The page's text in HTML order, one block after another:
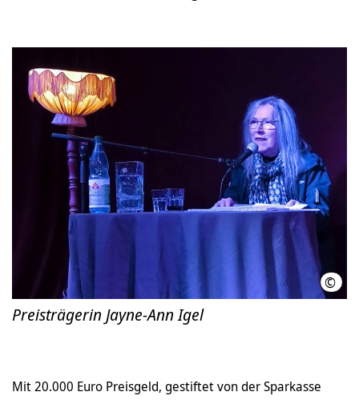
©
Preisträgerin Jayne-Ann Igel
Mit 20.000 Euro Preisgeld, gestiftet von der Sparkasse